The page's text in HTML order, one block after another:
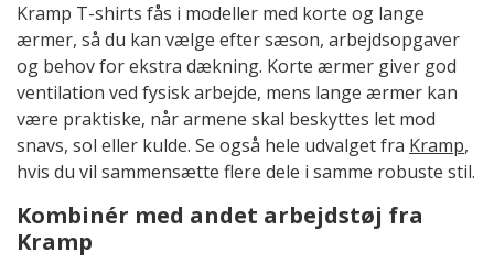
Kramp T-shirts fås i modeller med korte og lange
ærmer, så du kan vælge efter sæson, arbejdsopgaver
og behov for ekstra dækning. Korte ærmer giver god
ventilation ved fysisk arbejde, mens lange ærmer kan
være praktiske, når armene skal beskyttes let mod
snavs, sol eller kulde. Se også hele udvalget fra Kramp,
hvis du vil sammensætte flere dele i samme robuste stil.
Kombinér med andet arbejdstøj fra
Kramp